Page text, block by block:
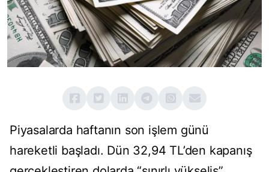
Piyasalarda haftanın son işlem günü
hareketli başladı. Dün 32,94 TL’den kapanış